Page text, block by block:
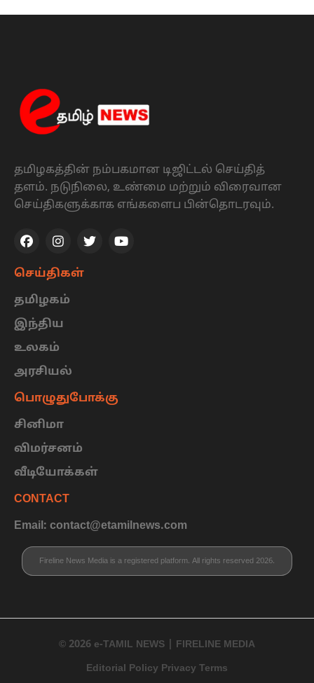
தமிழகத்தின் நம்பகமான டிஜிட்டல் செய்தித்
தளம். நடுநிலை, உண்மை மற்றும் விரைவான
செய்திகளுக்காக எங்களைப பின்தொடரவும்.
செய்திகள்
தமிழகம்
இந்திய
உலகம்
அரசியல்
பொழுதுபோக்கு
சினிமா
விமர்சனம்
வீடியோக்கள்
CONTACT
Email: contact@etamilnews.com
Fireline News Media is a registered platform. All rights reserved 2026.
© 2026 e-TAMIL NEWS | FIRELINE MEDIA
Editorial Policy Privacy Terms